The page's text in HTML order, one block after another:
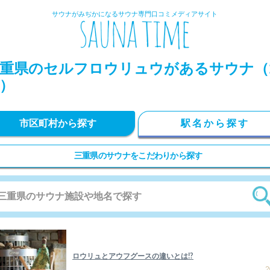
サウナがみぢかになるサウナ専門口コミメディアサイト
県のセルフロウリュウがあるサウナ
市区町村から探す 駅名から探す
三重県のサウナをこだわりから探す
ロウリュとアウフグースの違いとは!?